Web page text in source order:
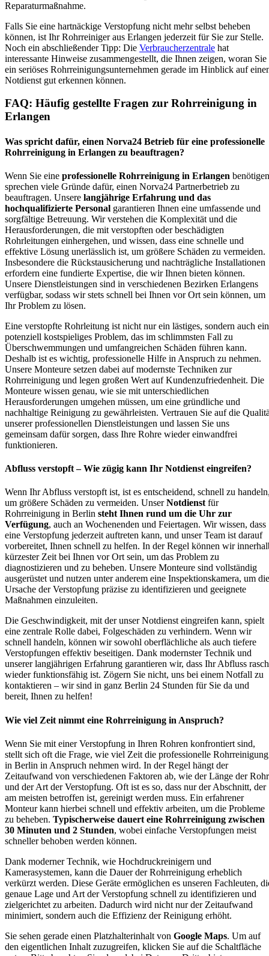
Reparaturmaßnahme.
Falls Sie eine hartnäckige Verstopfung nicht mehr selbst beheben
können, ist Ihr Rohrreiniger aus Erlangen jederzeit für Sie zur Stelle.
Noch ein abschließender Tipp: Die Verbraucherzentrale hat
interessante Hinweise zusammengestellt, die Ihnen zeigen, woran Sie
ein seriöses Rohrreinigungsunternehmen gerade im Hinblick auf
Notdienst gut erkennen können.
FAQ: Häufig gestellte Fragen zur Rohrreinigung in
Erlangen
Was spricht dafür, einen Norva24 Betrieb für eine professionelle
Rohrreinigung in Erlangen zu beauftragen?
Wenn Sie eine professionelle Rohrreinigung in Erlangen
sprechen viele Gründe dafür, einen Norva24 Partnerbetrieb zu
beauftragen. Unsere langjährige Erfahrung und das
hochqualifizierte Personal garantieren Ihnen eine umfassende und
sorgfältige Betreuung. Wir verstehen die Komplexität und die
Herausforderungen, die mit verstopften oder beschädigten
Rohrleitungen einhergehen, und wissen, dass eine schnelle und
effektive Lösung unerlässlich ist, um größere Schäden zu vermeiden.
Insbesondere die Rückstausicherung und nachträgliche Installationen
erfordern eine fundierte Expertise, die wir Ihnen bieten können.
Unsere Dienstleistungen sind in verschiedenen Bezirken Erlangens
verfügbar, sodass wir stets schnell bei Ihnen vor Ort sein können, um
Ihr Problem zu lösen.
Eine verstopfte Rohrleitung ist nicht nur ein lästiges, sondern auch ein
potenziell kostspieliges Problem, das im schlimmsten Fall zu
Überschwemmungen und umfangreichen Schäden führen kann.
Deshalb ist es wichtig, professionelle Hilfe in Anspruch zu nehmen.
Unsere Monteure setzen dabei auf modernste Techniken zur
Rohrreinigung und legen großen Wert auf Kundenzufriedenheit. Die
Monteure wissen genau, wie sie mit unterschiedlichen
Herausforderungen umgehen müssen, um eine gründliche und
nachhaltige Reinigung zu gewährleisten. Vertrauen Sie auf die
unserer professionellen Dienstleistungen und lassen Sie uns
gemeinsam dafür sorgen, dass Ihre Rohre wieder einwandfrei
funktionieren.
Abfluss verstopft – Wie zügig kann Ihr Notdienst eingreifen?
Wenn Ihr Abfluss verstopft ist, ist es entscheidend, schnell zu
um größere Schäden zu vermeiden. UnserNotdienstfür
Rohrreinigung in Berlin steht Ihnen rund um die Uhr zur
Verfügung, auch an Wochenenden und Feiertagen. Wir wissen, dass
eine Verstopfung jederzeit auftreten kann, und unser Team ist darauf
vorbereitet, Ihnen schnell zu helfen. In der Regel können wir
kürzester Zeit bei Ihnen vor Ort sein, um das Problem zu
diagnostizieren und zu beheben. Unsere Monteure sind vollständig
ausgerüstet und nutzen unter anderem eine Inspektionskamera, um die
Ursache der Verstopfung präzise zu identifizieren und geeignete
Maßnahmen einzuleiten.
Die Geschwindigkeit, mit der unser Notdienst eingreifen kann, spielt
eine zentrale Rolle dabei, Folgeschäden zu verhindern. Wenn wir
schnell handeln, können wir sowohl oberflächliche als auch tiefere
Verstopfungen effektiv beseitigen. Dank modernster Technik und
unserer langjährigen Erfahrung garantieren wir, dass Ihr Abfluss rasch
wieder funktionsfähig ist. Zögern Sie nicht, uns bei einem Notfall zu
kontaktieren – wir sind in ganz Berlin 24 Stunden für Sie da und
bereit, Ihnen zu helfen!
Wie viel Zeit nimmt eine Rohrreinigung in Anspruch?
Wenn Sie mit einer Verstopfung in Ihren Rohren konfrontiert sind,
stellt sich oft die Frage, wie viel Zeit die professionelle Rohrreinigung
in Berlin in Anspruch nehmen wird. In der Regel hängt der
Zeitaufwand von verschiedenen Faktoren ab, wie der Länge der
und der Art der Verstopfung. Oft ist es so, dass nur der Abschnitt, der
am meisten betroffen ist, gereinigt werden muss. Ein erfahrener
Monteur kann hierbei schnell und effektiv arbeiten, um die Probleme
zu beheben. Typischerweise dauert eine Rohrreinigung zwischen
30 Minuten und 2 Stunden, wobei einfache Verstopfungen meist
schneller behoben werden können.
Dank moderner Technik, wie Hochdruckreinigern und
Kamerasystemen, kann die Dauer der Rohrreinigung erheblich
verkürzt werden. Diese Geräte ermöglichen es unseren Fachleuten,
genaue Lage und Art der Verstopfung schnell zu identifizieren und
zielgerichtet zu arbeiten. Dadurch wird nicht nur der Zeitaufwand
minimiert, sondern auch die Effizienz der Reinigung erhöht.
Sie sehen gerade einen Platzhalterinhalt von Google Maps. Um auf
den eigentlichen Inhalt zuzugreifen, klicken Sie auf die Schaltfläche